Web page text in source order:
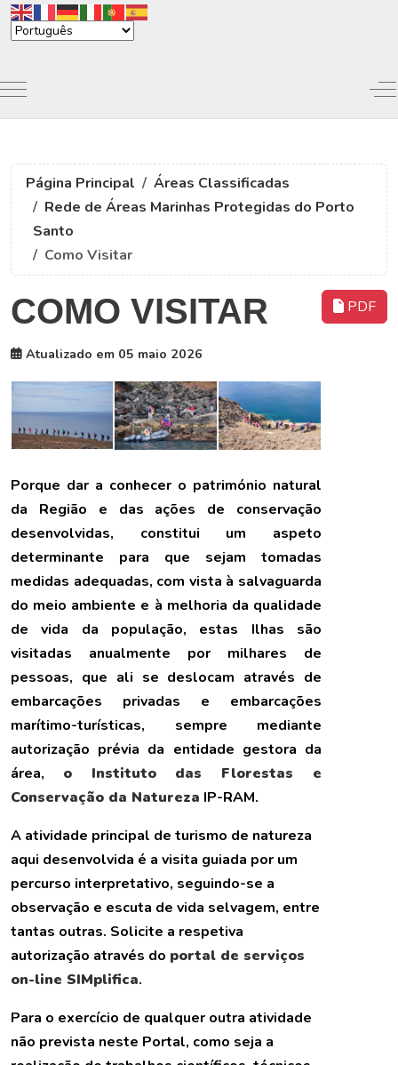
Mobile Menu Toggle
Página Principal
Áreas Classificadas
Rede de Áreas Marinhas Protegidas do Porto
Santo
Como Visitar
PDF
COMO VISITAR
Atualizado em 05 maio 2026
Porque dar a conhecer o património natural
da Região e das ações de conservação
desenvolvidas, constitui um aspeto
determinante para que sejam tomadas
medidas adequadas, com vista à salvaguarda
do meio ambiente e à melhoria da qualidade
de vida da população, estas Ilhas são
visitadas anualmente por milhares de
pessoas, que ali se deslocam através de
embarcações privadas e embarcações
marítimo-turísticas, sempre mediante
autorização prévia da entidade gestora da
área, o Instituto das Florestas e
Conservação da Natureza IP-RAM.
A atividade principal de turismo de natureza
aqui desenvolvida é a visita guiada por um
percurso interpretativo, seguindo-se a
observação e escuta de vida selvagem, entre
tantas outras. Solicite a respetiva
autorização através do portal de serviços
on-line SIMplifica.
Para o exercício de qualquer outra atividade
não prevista neste Portal, como seja a